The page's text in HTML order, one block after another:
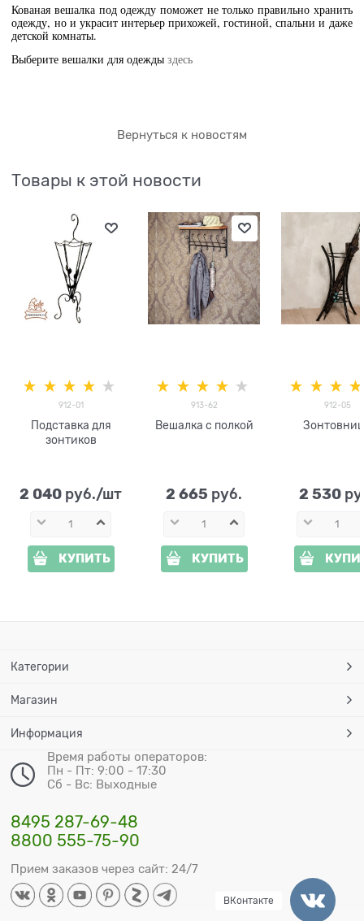
Кованая вешалка под одежду поможет не только правильно хранить
одежду, но и украсит интерьер прихожей, гостиной, спальни и даже
детской комнаты.
Выберите вешалки для одеждыздесь
Вернуться к новостям
Товары к этой новости
912-01
Подставка для
зонтиков
2 040 руб./шт
КУПИТЬ
913-62
Вешалка с полкой
2 665 руб.
КУПИТЬ
912-05
2 530
Категории
Магазин
Информация
Время работы операторов:
Пн - Пт: 9:00 - 17:30
Сб - Вс: Выходные
8495 287-69-48
8800 555-75-90
Прием заказов через сайт: 24/7
ВКонтакте